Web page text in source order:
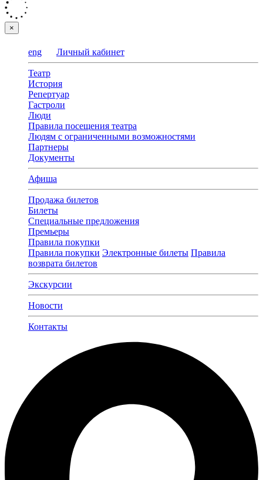
×
eng Личный кабинет
Театр
История
Репертуар
Гастроли
Люди
Правила посещения театра
Людям с ограниченными возможностями
Партнеры
Документы
Афиша
Продажа билетов
Билеты
Специальные предложения
Премьеры
Правила покупки
Правила покупки Электронные билеты Правила
возврата билетов
Экскурсии
Новости
Контакты